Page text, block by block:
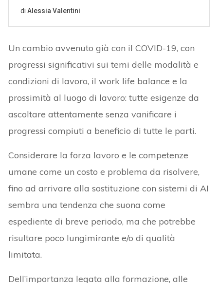
Un cambio avvenuto già con il COVID-19, con
progressi significativi sui temi delle modalità e
condizioni di lavoro, il work life balance e la
prossimità al luogo di lavoro: tutte esigenze da
ascoltare attentamente senza vanificare i
progressi compiuti a beneficio di tutte le parti.
Considerare la forza lavoro e le competenze
umane come un costo e problema da risolvere,
fino ad arrivare alla sostituzione con sistemi di AI
sembra una tendenza che suona come
espediente di breve periodo, ma che potrebbe
risultare poco lungimirante e/o di qualità
limitata.
Dell’importanza legata alla formazione, alle